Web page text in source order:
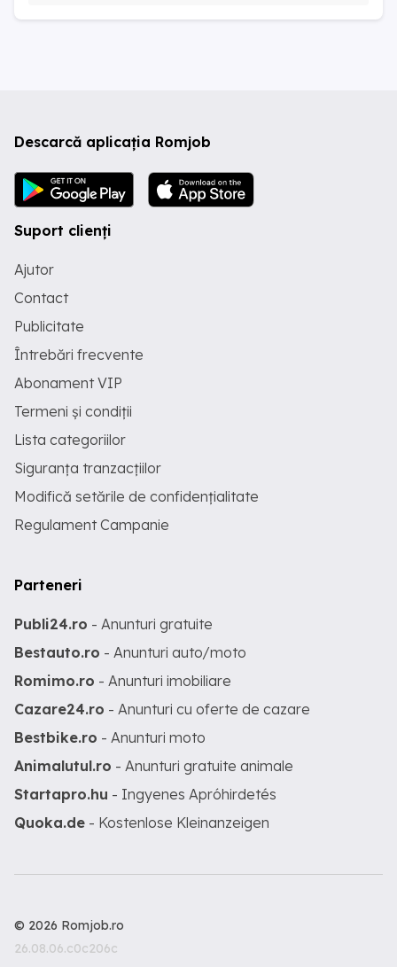
Descarcă aplicația Romjob
Suport clienți
Ajutor
Contact
Publicitate
Întrebări frecvente
Abonament VIP
Termeni și condiții
Lista categoriilor
Siguranța tranzacțiilor
Modifică setările de confidențialitate
Regulament Campanie
Parteneri
Publi24.ro - Anunturi gratuite
Bestauto.ro - Anunturi auto/moto
Romimo.ro - Anunturi imobiliare
Cazare24.ro - Anunturi cu oferte de cazare
Bestbike.ro - Anunturi moto
Animalutul.ro - Anunturi gratuite animale
Startapro.hu - Ingyenes Apróhirdetés
Quoka.de - Kostenlose Kleinanzeigen
© 2026 Romjob.ro
26.08.06.c0c206c